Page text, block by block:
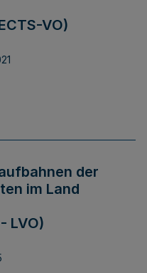
VO)
der
im Land
LVO)